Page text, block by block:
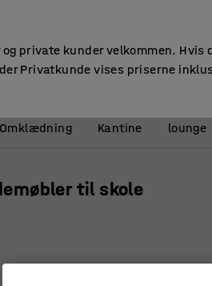
Omklædning Kantine
lounge
til skole
private kunder velkommen. Hvis
Privatkunde vises priserne